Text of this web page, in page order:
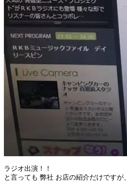
ラジオ出演！！
と言っても 弊社 お店の紹介だけですが、